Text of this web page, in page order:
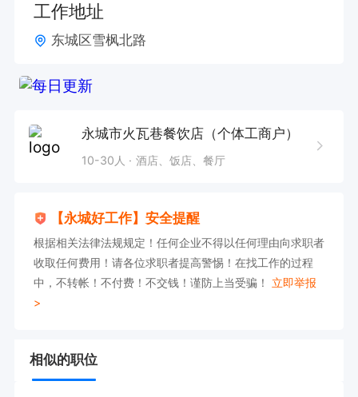
工作地址
东城区雪枫北路
永城市火瓦巷餐饮店（个体工商户）
10-30人 酒店、饭店、餐厅
【永城好工作】安全提醒
根据相关法律法规规定！任何企业不得以任何理由向求职者
收取任何费用！请各位求职者提高警惕！在找工作的过程
中，不转帐！不付费！不交钱！谨防上当受骗！ 立即举报
>
相似的职位